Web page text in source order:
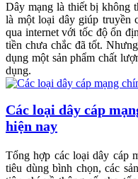
Dây mạng là thiết bị không
là một loại dây giúp truyền
qua internet với tốc độ ổn
tiền chưa chắc đã tốt.
dụng một sản phẩm chất
dụng.
Các loại dây cáp
hiện nay
Tổng hợp các loại dây cáp
tiêu dùng bình chọn, các